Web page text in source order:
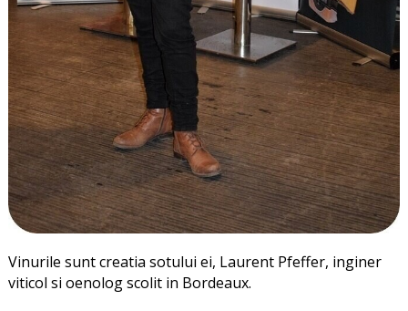
Vinurile sunt creatia sotului ei, Laurent Pfeffer, inginer
viticol si oenolog scolit in Bordeaux.